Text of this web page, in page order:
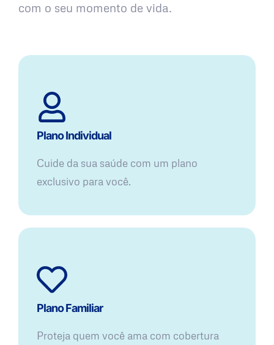
com o seu momento de vida.
Plano Individual
Cuide da sua saúde com um plano
exclusivo para você.
Plano Familiar
Proteja quem você ama com cobertura